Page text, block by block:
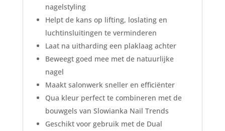
nagelstyling
Helpt de kans op lifting, loslating en
luchtinsluitingen te verminderen
Laat na uitharding een plaklaag achter
Beweegt goed mee met de natuurlijke
nagel
Maakt salonwerk sneller en efficiënter
Qua kleur perfect te combineren met de
bouwgels van Slowianka Nail Trends
Geschikt voor gebruik met de Dual